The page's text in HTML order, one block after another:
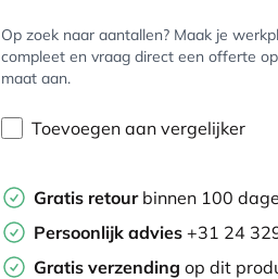
Op zoek naar aantallen? Maak je
compleet en vraag direct een offerte op
maat aan.
Toevoegen aan vergelijker
Gratis retourbinnen 100
Persoonlijk advies +31 24
Gratis verzending op dit